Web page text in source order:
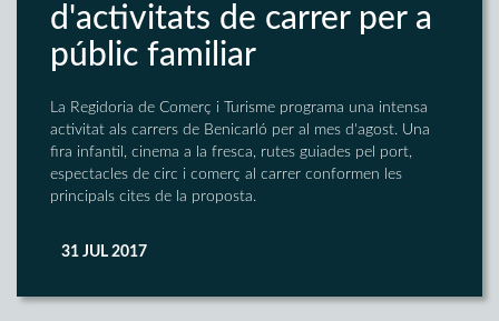
d'activitats de carrer per a
públic familiar
La Regidoria de Comerç i Turisme programa una intensa
activitat als carrers de Benicarló per al mes d'agost. Una
fira infantil, cinema a la fresca, rutes guiades pel port,
espectacles de circ i comerç al carrer conformen les
principals cites de la proposta.
31 JUL 2017